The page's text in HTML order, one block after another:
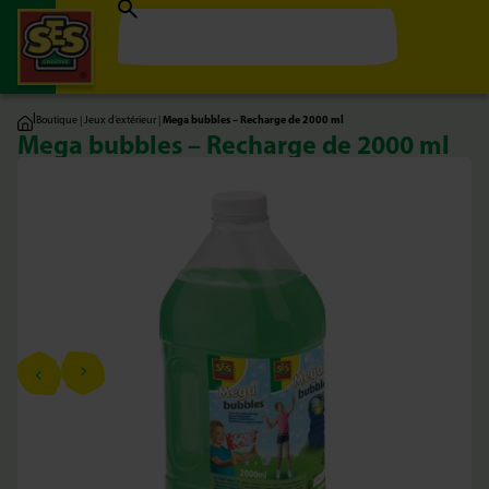
|Boutique |Jeux d’extérieur |Mega bubbles – Recharge de 2000 ml
Mega bubbles – Recharge de 2000 ml